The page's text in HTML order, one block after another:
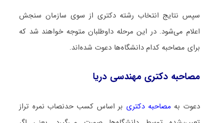
سپس نتایج انتخاب رشته دکتری از سوی سازمان سنجش
اعلام می‌شود. در این مرحله داوطلبان متوجه خواهند شد که
برای مصاحبه کدام دانشگاه‌ها دعوت شده‌اند.
مصاحبه دکتری مهندسی دریا
دعوت به مصاحبه دکتری بر اساس کسب حدنصاب نمره تراز